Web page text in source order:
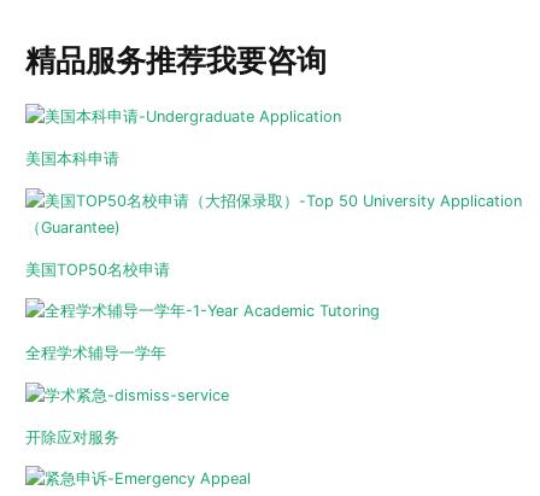
精品服务推荐我要咨询
美国本科申请
美国TOP50名校申请
全程学术辅导一学年
开除应对服务